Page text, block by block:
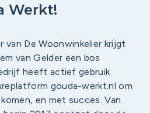
Werkt!
van De Woonwinkelier krijgt
van Gelder een bos
heeft actief gebruik
gouda-werkt.nl om
en met succes. Van